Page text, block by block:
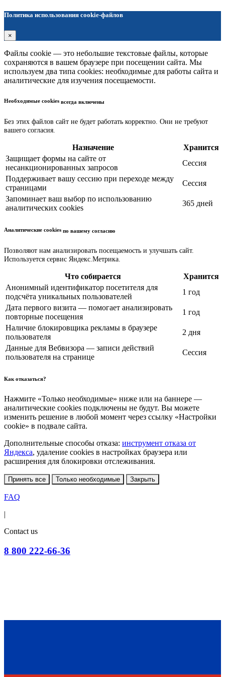
Политика использования cookie-файлов
×
Файлы cookie — это небольшие текстовые файлы, которые
сохраняются в вашем браузере при посещении сайта. Мы
используем два типа cookies: необходимые для работы сайта и
аналитические для изучения посещаемости.
Необходимые cookies всегда включены
Без этих файлов сайт не будет работать корректно. Они не требуют
вашего согласия.
Назначение
Хранится
Защищает формы на сайте от
несанкционированных запросов
Сессия
Поддерживает вашу сессию при переходе между
страницами
Сессия
Запоминает ваш выбор по использованию
аналитических cookies
365 дней
Аналитические cookies по вашему согласию
Позволяют нам анализировать посещаемость и улучшать сайт.
Используется сервис Яндекс.Метрика.
Что собирается
Хранится
Анонимный идентификатор посетителя для
подсчёта уникальных пользователей
1 год
Дата первого визита — помогает анализировать
повторные посещения
1 год
Наличие блокировщика рекламы в браузере
пользователя
2 дня
Данные для Вебвизора — записи действий
пользователя на странице
Сессия
Как отказаться?
Нажмите «Только необходимые» ниже или на баннере —
аналитические cookies подключены не будут. Вы можете
изменить решение в любой момент через ссылку «Настройки
cookie» в подвале сайта.
Дополнительные способы отказа: инструмент отказа от
Яндекса, удаление cookies в настройках браузера или
расширения для блокировки отслеживания.
Принять все Только необходимые Закрыть
FAQ
|
Contact us
8 800 222-66-36